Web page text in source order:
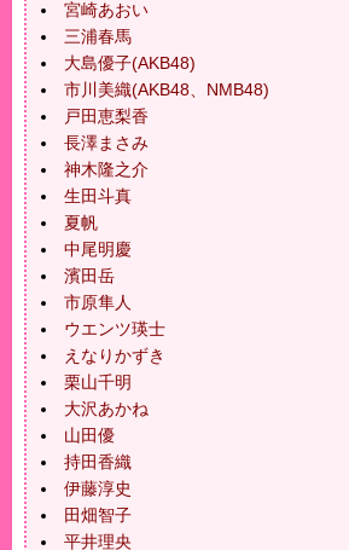
宮崎あおい
三浦春馬
大島優子(AKB48)
市川美織(AKB48、NMB48)
戸田恵梨香
長澤まさみ
神木隆之介
生田斗真
夏帆
中尾明慶
濱田岳
市原隼人
ウエンツ瑛士
えなりかずき
栗山千明
大沢あかね
山田優
持田香織
伊藤淳史
田畑智子
平井理央